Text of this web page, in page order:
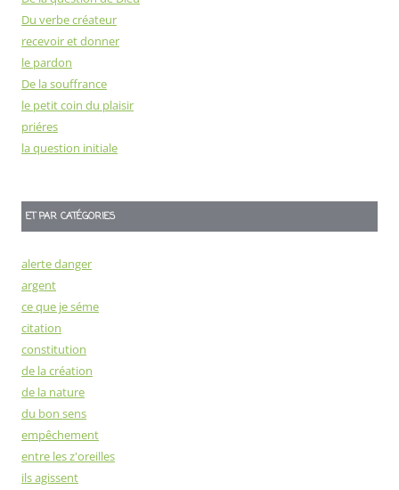
Du verbe créateur
recevoir et donner
le pardon
De la souffrance
le petit coin du plaisir
priéres
la question initiale
ET PAR CATÉGORIES
alerte danger
argent
ce que je séme
citation
constitution
de la création
de la nature
du bon sens
empêchement
entre les z'oreilles
ils agissent